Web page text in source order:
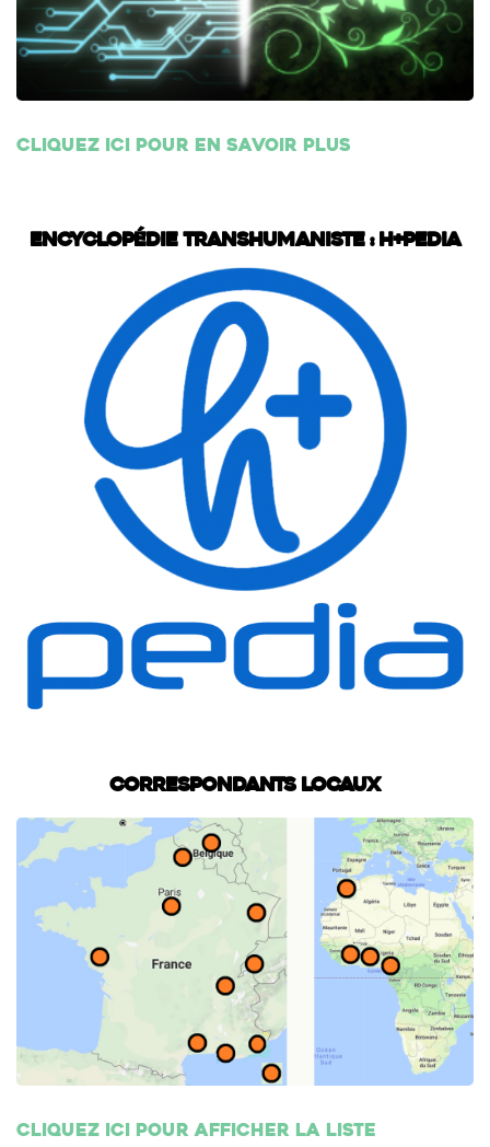
Cliquez ici pour en savoir plus
Encyclopédie transhumaniste : H+Pedia
Correspondants locaux
Cliquez ici pour afficher la liste